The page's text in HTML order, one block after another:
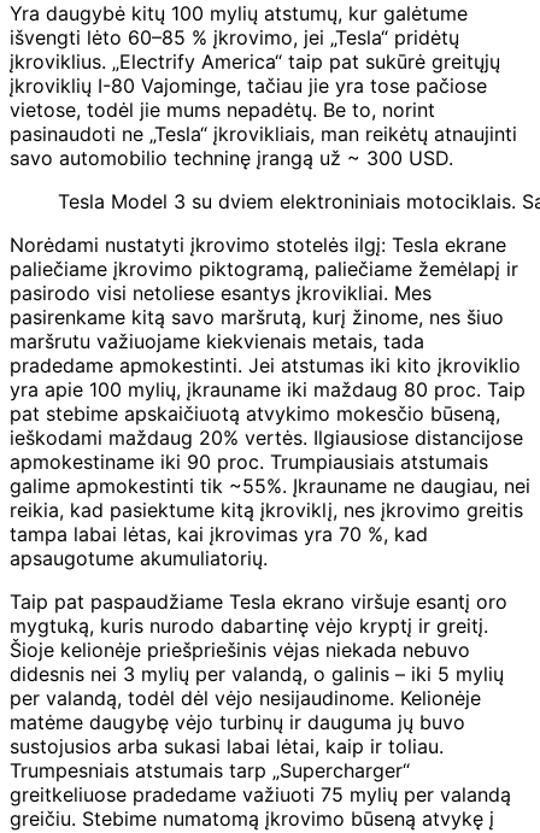
Yra daugybė kitų 100 mylių atstumų, kur galėtume
išvengti lėto 60–85 % įkrovimo, jei „Tesla“ pridėtų
įkroviklius. „Electrify America“ taip pat sukūrė greitųjų
įkroviklių I-80 Vajominge, tačiau jie yra tose pačiose
vietose, todėl jie mums nepadėtų. Be to, norint
pasinaudoti ne „Tesla“ įkrovikliais, man reikėtų atnaujinti
savo automobilio techninę įrangą už ~ 300 USD.
Tesla Model 3 su dviem elektroniniais motociklais.
Norėdami nustatyti įkrovimo stotelės ilgį: Tesla ekrane
paliečiame įkrovimo piktogramą, paliečiame žemėlapį ir
pasirodo visi netoliese esantys įkrovikliai. Mes
pasirenkame kitą savo maršrutą, kurį žinome, nes šiuo
maršrutu važiuojame kiekvienais metais, tada
pradedame apmokestinti. Jei atstumas iki kito įkroviklio
yra apie 100 mylių, įkrauname iki maždaug 80 proc. Taip
pat stebime apskaičiuotą atvykimo mokesčio būseną,
ieškodami maždaug 20% ​​vertės. Ilgiausiose distancijose
apmokestiname iki 90 proc. Trumpiausiais atstumais
galime apmokestinti tik ~55%. Įkrauname ne daugiau, nei
reikia, kad pasiektume kitą įkroviklį, nes įkrovimo greitis
tampa labai lėtas, kai įkrovimas yra 70 %, kad
apsaugotume akumuliatorių.
Taip pat paspaudžiame Tesla ekrano viršuje esantį oro
mygtuką, kuris nurodo dabartinę vėjo kryptį ir greitį.
Šioje kelionėje priešpriešinis vėjas niekada nebuvo
didesnis nei 3 mylių per valandą, o galinis – iki 5 mylių
per valandą, todėl dėl vėjo nesijaudinome. Kelionėje
matėme daugybę vėjo turbinų ir dauguma jų buvo
sustojusios arba sukasi labai lėtai, kaip ir toliau.
Trumpesniais atstumais tarp „Supercharger“
greitkeliuose pradedame važiuoti 75 mylių per valandą
greičiu. Stebime numatomą įkrovimo būseną atvykę į